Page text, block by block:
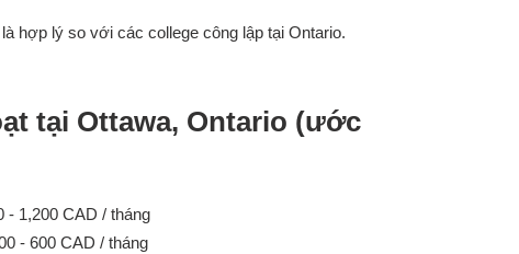
hợp lý so với các college công lập tại Ontario.
tại Ottawa, Ontario (ước
- 1,200 CAD / tháng
- 600 CAD / tháng